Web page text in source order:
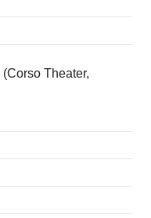
(Corso Theater,